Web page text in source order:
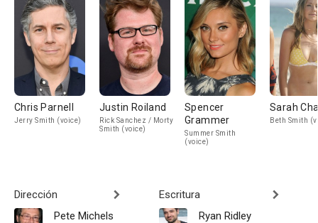
Chris Parnell
Jerry Smith (voice)
Justin Roiland
Rick Sanchez / Morty
Smith (voice)
Spencer
Grammer
Summer Smith
(voice)
Sarah
Beth Smith
Dirección
Pete Michels
Escritura
Ryan Ridley